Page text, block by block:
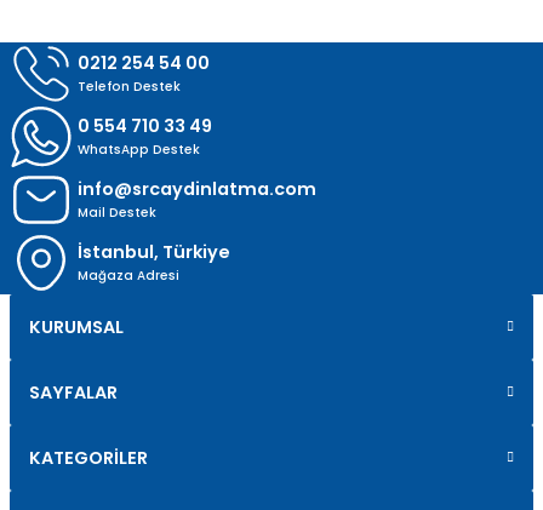
0212 254 54 00
Telefon Destek
0 554 710 33 49
WhatsApp Destek
info@srcaydinlatma.com
Mail Destek
İstanbul, Türkiye
Mağaza Adresi
KURUMSAL
SAYFALAR
KATEGORİLER